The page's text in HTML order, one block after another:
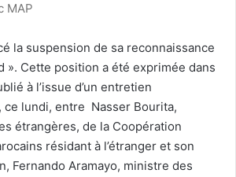
MAP
la suspension de sa reconnaissance
». Cette position a été exprimée dans
à l’issue d’un entretien
lundi, entre Nasser Bourita,
étrangères, de la Coopération
résidant à l’étranger et son
Fernando Aramayo, ministre des